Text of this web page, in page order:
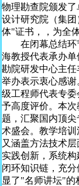
物理勘查院颁发
设计研究院（集
体"证书，，为全
在闭幕总结环
海教授代表承办
勘院研发中心主
举办表示衷心感
级工程师代表专
予高度评价。本
题，汇聚国内顶
术盛会。教学培训
又涵盖方法技术
实践创新，系统
闭环知识链，充
显了"名师讲坛"的